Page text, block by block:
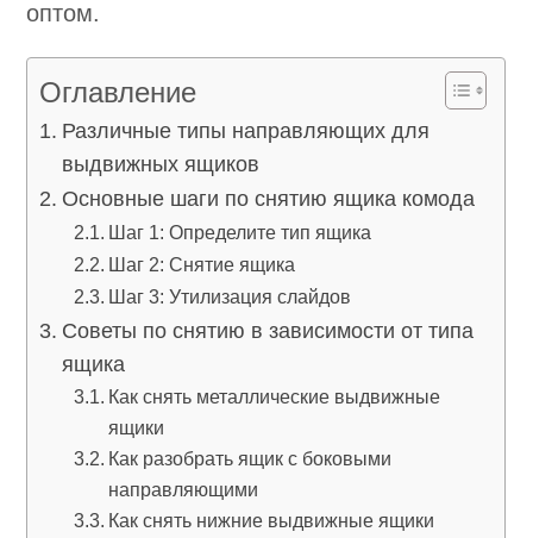
оптом.
Оглавление
Различные типы направляющих для
выдвижных ящиков
Основные шаги по снятию ящика комода
Шаг 1: Определите тип ящика
Шаг 2: Снятие ящика
Шаг 3: Утилизация слайдов
Советы по снятию в зависимости от типа
ящика
Как снять металлические выдвижные
ящики
Как разобрать ящик с боковыми
направляющими
Как снять нижние выдвижные ящики